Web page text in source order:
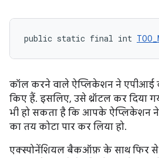
public static final int
कॉल करने वाले ऐप्लिकेशन ने एपीआई
किए हैं. इसलिए, उसे थ्रॉटल कर दिया
भी हो सकता है कि आपके ऐप्लिकेशन ने
का तय कोटा पार कर लिया हो.
एक्स्पोनेंशियल बैकऑफ़ के साथ फिर